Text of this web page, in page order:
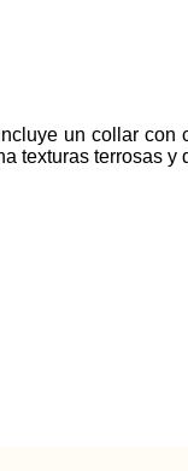
un collar
texturas terrosas